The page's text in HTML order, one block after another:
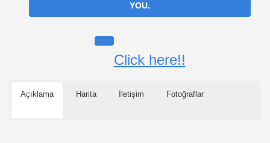
YOU.
Click here!!
Açıklama Harita İletişim Fotoğraflar